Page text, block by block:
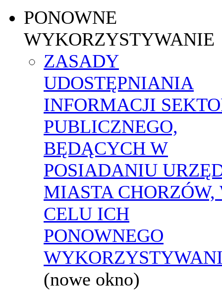
PONOWNE
WYKORZYSTYWANIE
ZASADY
UDOSTĘPNIANIA
INFORMACJI
PUBLICZNEGO,
BĘDĄCYCH W
POSIADANIU
MIASTA CHORZÓW,
CELU ICH
PONOWNEGO
(nowe okno)